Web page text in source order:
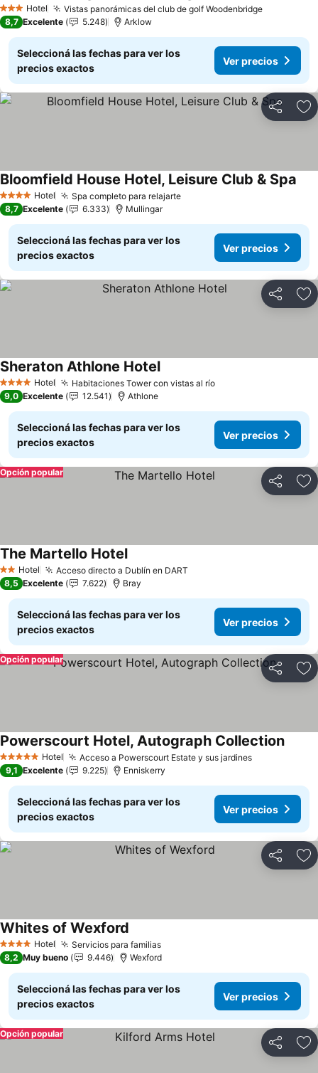
3 Estrellas
Hotel Vistas panorámicas del club de golf WoodenbridgeVer
8,7 Excelente 5.248 Arklow
Seleccioná las fechas para ver los
precios exactos
Ver precios
Compartir
4 EstrellasHotel Spa completo para relajarteVer precios
Bloomfield House Hotel, Leisure Club & Spa
8,7 Excelente 6.333 Mullingar
Seleccioná las fechas para ver los
precios exactos
Ver precios
Compartir
4 EstrellasHotel Habitaciones Tower con vistas al ríoVer precios
Sheraton Athlone HotelVer precios
9,0 Excelente 12.541 Athlone
Seleccioná las fechas para ver los
precios exactos
Ver precios
Compartir
Opción popular
2 Estrellas
Hotel Acceso directo a Dublín en DART
The Martello HotelVer precios
8,5 Excelente 7.622 Bray
Seleccioná las fechas para ver los
precios exactos
Ver precios
Compartir
Opción popular
5 Estrellas Hotel Acceso a Powerscourt Estate y sus jardinesVer precios
Powerscourt Hotel, Autograph CollectionVer
9,1 Excelente 9.225 Enniskerry
Seleccioná las fechas para ver los
precios exactos
Ver precios
Compartir
4 EstrellasHotel Servicios para familiasVer precios
Whites of Wexford
8,2 Muy bueno 9.446 Wexford
Seleccioná las fechas para ver los
precios exactos
Ver precios
Compartir
Opción popular